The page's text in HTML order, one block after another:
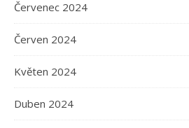
Červenec 2024
Červen 2024
Květen 2024
Duben 2024